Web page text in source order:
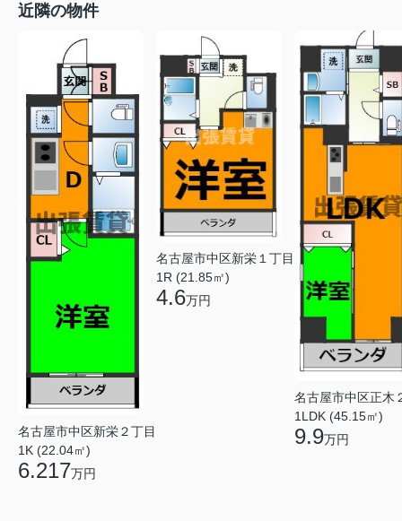
近隣の物件
名古屋市中区新栄２丁目
1K (22.04㎡)
6.217万円
名古屋市中区新栄１丁目
1R (21.85㎡)
4.6万円
名古屋市中区正木
1LDK (45.15㎡)
9.9万円